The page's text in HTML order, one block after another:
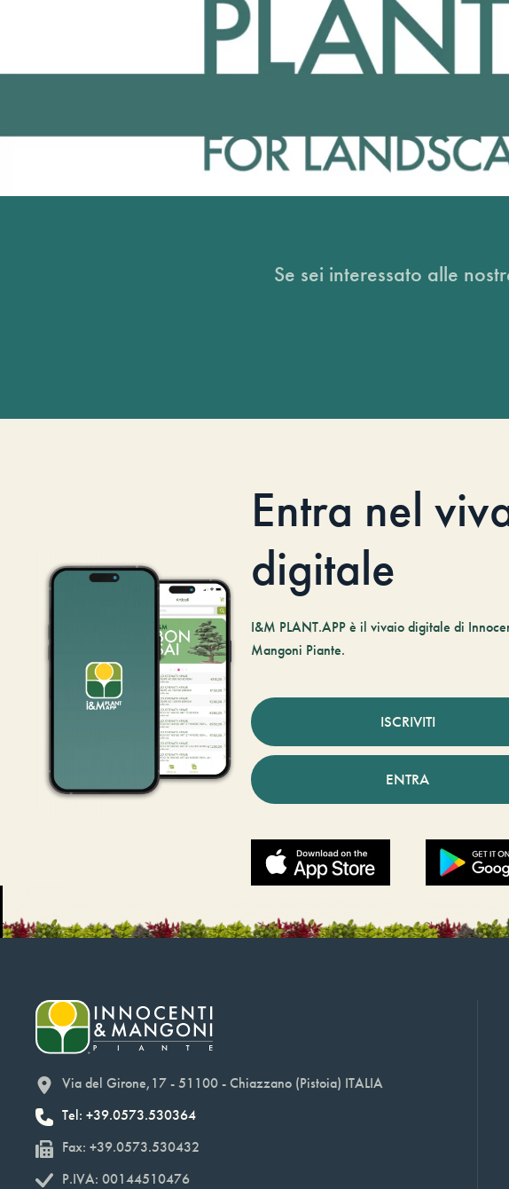
Se sei interessato alle
Entra nel
digitale
I&M PLANT.APP è il vivaio digitale di
Mangoni Piante.
ISCRIVITI
ENTRA
Via del Girone,17 - 51100 - Chiazzano (Pistoia) ITALIA
Tel: +39.0573.530364
Fax: +39.0573.530432
P.IVA: 00144510476